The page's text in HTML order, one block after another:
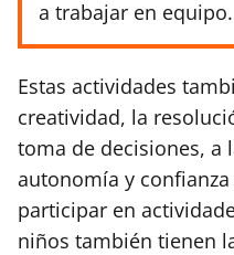
a trabajar en equipo.
Estas actividades
creatividad, la
toma de decisiones, a
autonomía y
participar en
niños también tienen